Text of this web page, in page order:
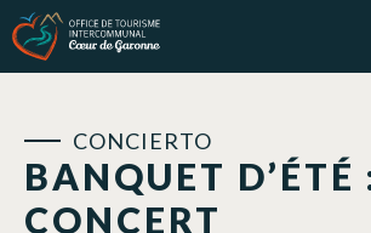
BANQUET D’ÉTÉ
CONCERT
CONCIERTO
Panel de gestión de cookies